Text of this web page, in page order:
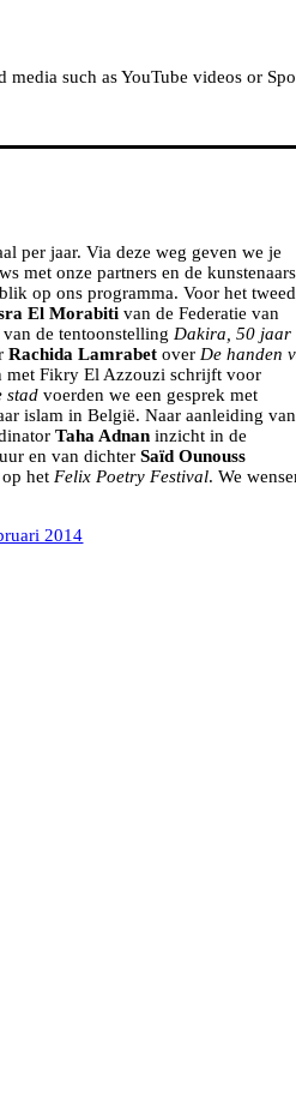
ABOUT MOUSSEM
per jaar. Via deze weg geven we je
met onze partners en de kunstenaars
op ons programma. Voor het
El Morabiti van de Federatie van
de tentoonstelling Dakira, 50 jaar
Rachida Lamrabet over De handen
met Fikry El Azzouzi schrijft voor
stad voerden we een gesprek met
islam in België. Naar aanleiding
Taha Adnan inzicht in de
en van dichterSaïd Ounouss
het Felix Poetry Festival. We
2014
media such as YouTube videos or